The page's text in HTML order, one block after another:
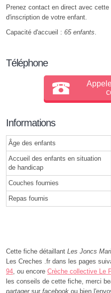
Prenez contact en direct avec
d'inscription de votre enfant.
Capacité d'accueil : 65 enfants
Téléphone
Informations
Âge des enfants
Accueil des enfants en situation
de handicap
Couches fournies
Repas fournis
Cette fiche détaillant Les Joncs
Les Creches .fr dans les pages
94 , ou encore Crèche collective Le
les conseils de cette fiche, merci
partagersur facebook ou bien